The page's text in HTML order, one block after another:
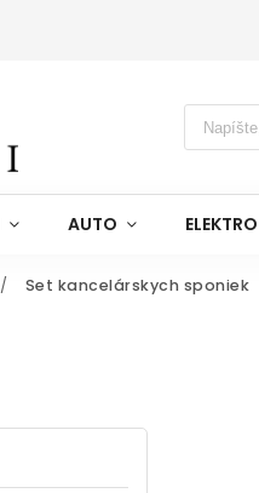
AUTO ELEKTRO
/ Set kancelárskych sponiek